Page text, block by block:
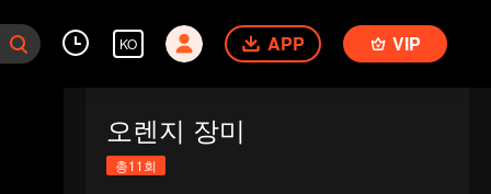
KO APP VIP
오렌지 장미
총11회